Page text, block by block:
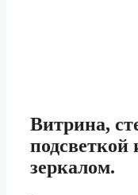
Витрина,
подсветкой
зеркалом.